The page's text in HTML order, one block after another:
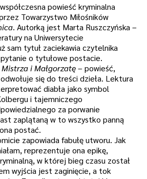
powieść kryminalna
Towarzystwo Miłośników
. Autorką jest Marta Ruszczyńska –
na Uniwersytecie
sam tytuł zaciekawia czytelnika
o tytułowe postacie.
Mistrza i Małgorzatę– powieść,
się do treści dzieła. Lektura
diabła jako symbol
i tajemniczego
za porwanie
zaplątaną w to wszystko panną
postać.
zapowiada fabułę utworu. Jak
reprezentuje ona epikę,
w której bieg czasu został
wyjścia jest zaginięcie, a tok